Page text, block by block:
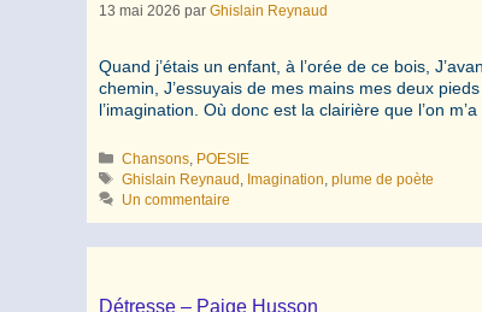
13 mai 2026 par Ghislain Reynaud
Quand j’étais un enfant, à l’orée de ce bois,
chemin, J’essuyais de mes mains mes deux
l’imagination. Où donc est la clairière que l’on
Catégories
Chansons POESIE
Étiquettes
Ghislain Reynaud Imagination ,plume de poète
Un commentaire
Détresse – Paige Husson